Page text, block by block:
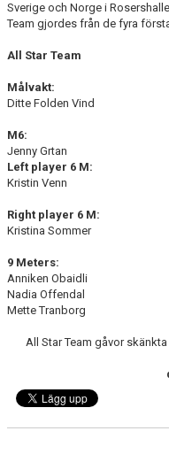
Sverige och Norge i
Team gjordes från de fyra
All Star Team
Målvakt:
Ditte Folden
M6:
Jenny
Left player 6 M:
Kristin
Right player 6 M:
Kristina
9 Meters:
Anniken
Nadia
Mette
All Star Team gåvor